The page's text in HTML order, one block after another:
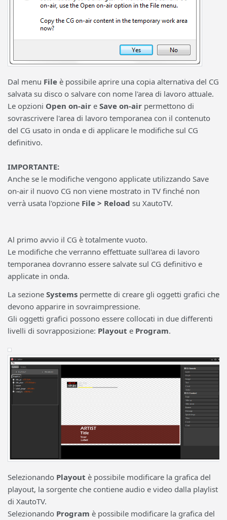
Dal menu File è possibile aprire una copia alternativa del CG
salvata su disco o salvare con nome l'area di lavoro attuale.
Le opzioni Open on-air e Save on-air permettono di
sovrascrivere l'area di lavoro temporanea con il contenuto
del CG usato in onda e di applicare le modifiche sul CG
definitivo.
IMPORTANTE:
Anche se le modifiche vengono applicate utilizzando Save
on-air il nuovo CG non viene mostrato in TV finché non
verrà usata l'opzione File > Reload su XautoTV.
Al primo avvio il CG è totalmente vuoto.
Le modifiche che verranno effettuate sull'area di lavoro
temporanea dovranno essere salvate sul CG definitivo e
applicate in onda.
La sezione Systems permette di creare gli oggetti grafici che
devono apparire in sovraimpressione.
Gli oggetti grafici possono essere collocati in due differenti
livelli di sovrapposizione: Playout e Program.
Selezionando Playout è possibile modificare la grafica del
playout, la sorgente che contiene audio e video dalla playlist
di XautoTV.
Selezionando Program è possibile modificare la grafica del